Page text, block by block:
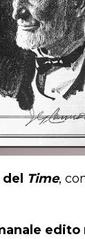
Time,
edito